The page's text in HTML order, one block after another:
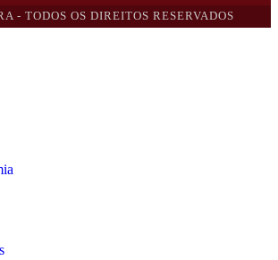
- TODOS OS DIREITOS RESERVADOS